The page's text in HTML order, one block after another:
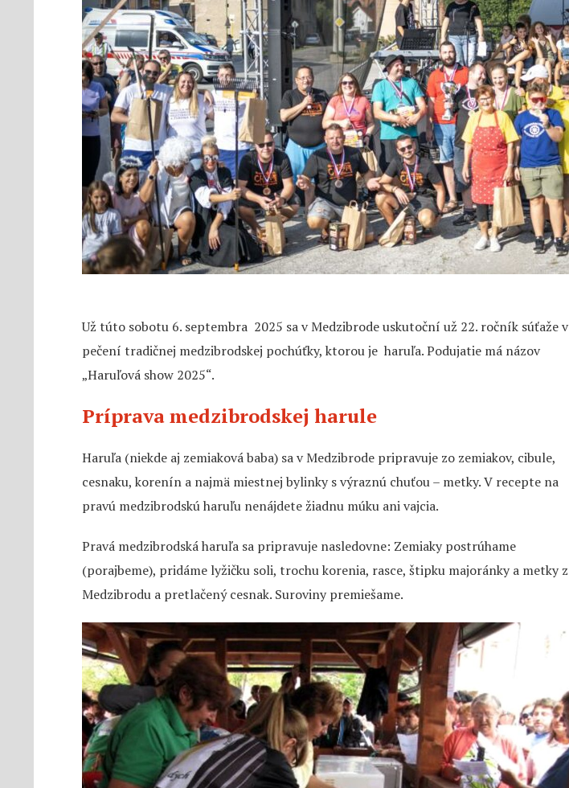
Už túto sobotu 6. septembra 2025 sa v Medzibrode uskutoční už 22. ročník súťaže v
pečení tradičnej medzibrodskej pochúťky, ktorou je haruľa. Podujatie má názov
„Haruľová show 2025“.
Príprava medzibrodskej harule
Haruľa (niekde aj zemiaková baba) sa v Medzibrode pripravuje zo zemiakov, cibule,
cesnaku, korenín a najmä miestnej bylinky s výraznú chuťou – metky. V recepte na
pravú medzibrodskú haruľu nenájdete žiadnu múku ani vajcia.
Pravá medzibrodská haruľa sa pripravuje nasledovne: Zemiaky postrúhame
(porajbeme), pridáme lyžičku soli, trochu korenia, rasce, štipku majoránky a metky z
Medzibrodu a pretlačený cesnak. Suroviny premiešame.